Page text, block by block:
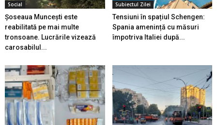
Social
Șoseaua Muncești este
reabilitată pe mai multe
tronsoane. Lucrările vizează
carosabilul...
Subiectul Zilei
Tensiuni în spațiul Schengen:
Spania amenință cu măsuri
împotriva Italiei după...